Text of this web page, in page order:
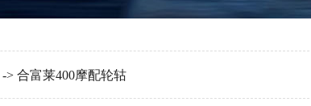
-> 合富莱400摩配轮轱